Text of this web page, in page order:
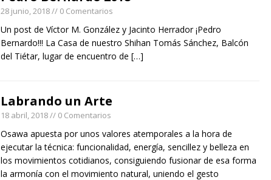
28 junio, 2018// 0 Comentarios
Un post de Víctor M. González y Jacinto Herrador ¡Pedro
Bernardo!!! La Casa de nuestro Shihan Tomás Sánchez, Balcón
del Tiétar, lugar de encuentro de […]
Labrando un Arte
18 abril, 2018// 0 Comentarios
Osawa apuesta por unos valores atemporales a la hora de
ejecutar la técnica: funcionalidad, energía, sencillez y belleza en
los movimientos cotidianos, consiguiendo fusionar de esa forma
la armonía con el movimiento natural, uniendo el gesto